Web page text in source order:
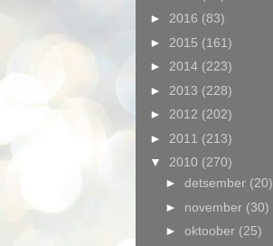
► 2016 (83)
► 2015 (161)
► 2014 (223)
► 2013 (228)
► 2012 (202)
► 2011 (213)
▼ 2010 (270)
► detsember (20)
► november (30)
► oktoober (25)